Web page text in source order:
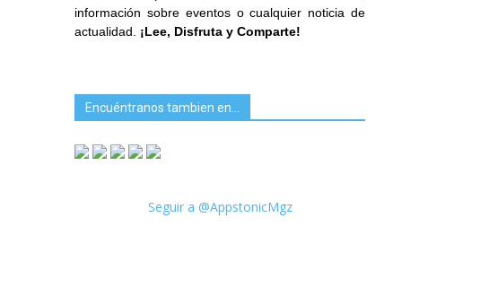
información sobre eventos o cualquier noticia de
actualidad. ¡Lee, Disfruta y Comparte!
Encuéntranos tambien en…
Seguir a @AppstonicMgz